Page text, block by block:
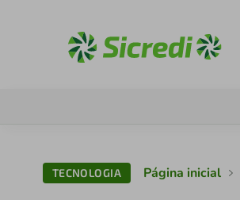
TECNOLOGIA Página inicial